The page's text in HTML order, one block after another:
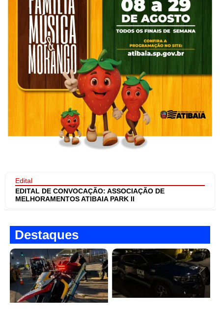
Edital
EDITAL DE CONVOCAÇÃO: ASSOCIAÇÃO DE
MELHORAMENTOS ATIBAIA PARK II
Destaques